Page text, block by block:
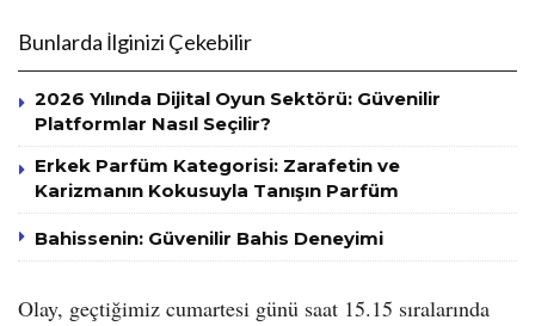
Bunlarda İlginizi Çekebilir
2026 Yılında Dijital Oyun Sektörü: Güvenilir
Platformlar Nasıl Seçilir?
Erkek Parfüm Kategorisi: Zarafetin ve
Karizmanın Kokusuyla Tanışın Parfüm
Bahissenin: Güvenilir Bahis Deneyimi
Olay, geçtiğimiz cumartesi günü saat 15.15 sıralarında